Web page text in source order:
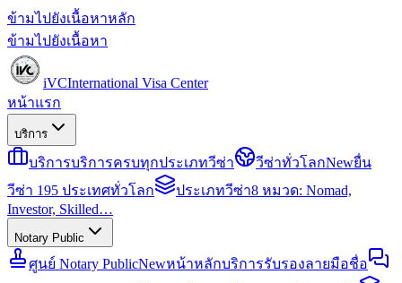
ข้ามไปยังเนื้อหาหลัก
ข้ามไปยังเนื้อหา
iVCInternational Visa Center
หน้าแรก
บริการ
บริการบริการครบทุกประเภทวีซ่า วีซ่าทั่วโลกNewยื่น
วีซ่า 195 ประเทศทั่วโลก
ประเภทวีซ่า8 หมวด: Nomad,
Investor, Skilled…
Notary Public
ศูนย์ Notary PublicNewหน้าหลักบริการรับรองลายมือชื่อ